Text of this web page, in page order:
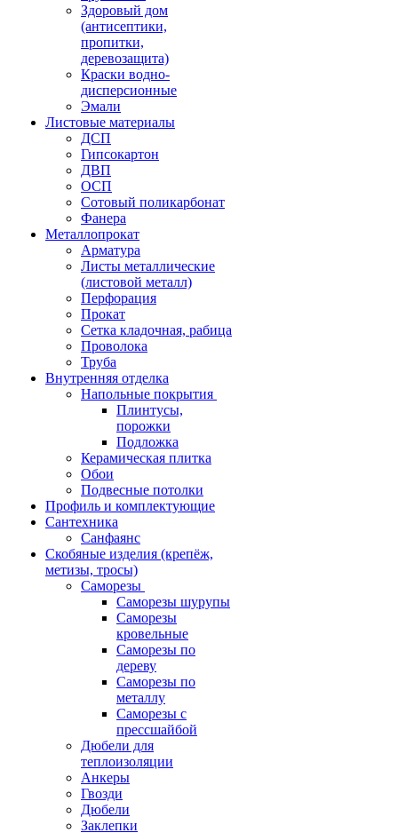
Здоровый дом
(антисептики,
пропитки,
деревозащита)
Краски водно-
дисперсионные
Эмали
Листовые материалы
ДСП
Гипсокартон
ДВП
ОСП
Сотовый поликарбонат
Фанера
Металлопрокат
Арматура
Листы металлические
(листовой металл)
Перфорация
Прокат
Сетка кладочная, рабица
Проволока
Труба
Внутренняя отделка
Напольные покрытия
Плинтусы,
порожки
Подложка
Керамическая плитка
Обои
Подвесные потолки
Профиль и комплектующие
Сантехника
Санфаянс
Скобяные изделия (крепёж,
метизы, тросы)
Саморезы
Саморезы шурупы
Саморезы
кровельные
Саморезы по
дереву
Саморезы по
металлу
Саморезы с
прессшайбой
Дюбели для
теплоизоляции
Анкеры
Гвозди
Дюбели
Заклепки